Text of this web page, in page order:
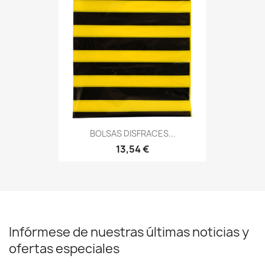
BOLSAS DISFRACES...
13,54 €
Infórmese de nuestras últimas noticias y
ofertas especiales